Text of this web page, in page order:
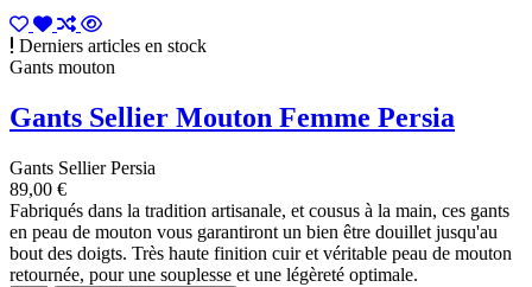
Derniers articles en stock
Gants mouton
Gants Sellier Mouton Femme Persia
Gants Sellier Persia
89,00 €
Fabriqués dans la tradition artisanale, et cousus à la main, ces gants
en peau de mouton vous garantiront un bien être douillet jusqu'au
bout des doigts. Très haute finition cuir et véritable peau de mouton
retournée, pour une souplesse et une légèreté optimale.